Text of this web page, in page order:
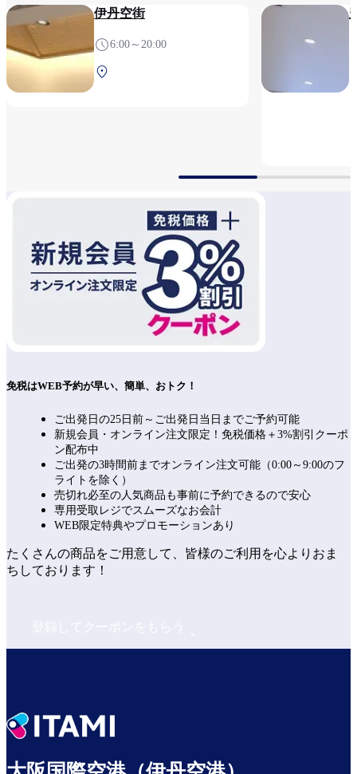
伊丹空街
6:00～20:00
免税はWEB予約が早い、簡単、おトク！
ご出発日の25日前～ご出発日当日までご予約可能
新規会員・オンライン注文限定！免税価格＋3%割引クーポ
ン配布中
ご出発の3時間前までオンライン注文可能（0:00～9:00のフ
ライトを除く）
売切れ必至の人気商品も事前に予約できるので安心
専用受取レジでスムーズなお会計
WEB限定特典やプロモーションあり
たくさんの商品をご用意して、皆様のご利用を心よりおま
ちしております！